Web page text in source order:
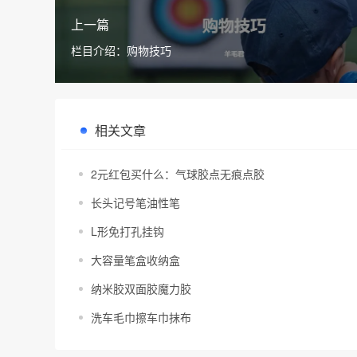
上一篇
栏目介绍：购物技巧
相关文章
2元红包买什么：气球胶点无痕点胶
长头记号笔油性笔
L形免打孔挂钩
大容量笔盒收纳盒
纳米胶双面胶魔力胶
洗车毛巾擦车巾抹布